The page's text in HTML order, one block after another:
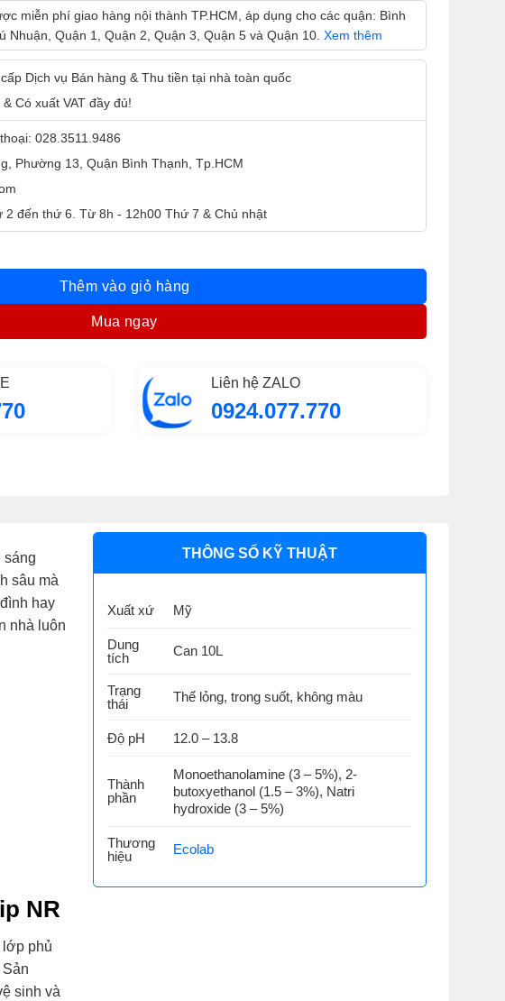
miễn phí giao hàng nội thành TP.HCM, áp dụng cho các quận: Bình
Nhuận, Quận 1, Quận 2, Quận 3, Quận 5 và Quận 10. Xem thêm
Dịch vụ Bán hàng & Thu tiền tại nhà toàn quốc
Có xuất VAT đầy đủ!
028.3511.9486
Phường 13, Quận Bình Thạnh, Tp.HCM
đến thứ 6. Từ 8h - 12h00 Thứ 7 & Chủ nhật
NR số lượng
Thêm vào giỏ hàng
Mua ngay
Liên hệ ZALO
0924.077.770
sáng
sâu mà
hay
nhà luôn
NR
lớp phủ
sinh và
THÔNG SỐ KỸ THUẬT
Xuất xứ Mỹ
Dung
tích
Can 10L
Trạng
thái
Thể lỏng, trong suốt, không màu
Độ pH 12.0 – 13.8
Thành
phần
Monoethanolamine (3 – 5%), 2-
butoxyethanol (1.5 – 3%), Natri
hydroxide (3 – 5%)
Thương
hiệu
Ecolab